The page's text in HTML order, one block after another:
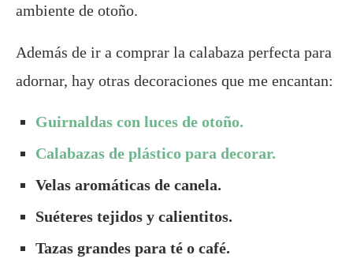
ambiente de otoño.
Además de ir a comprar la calabaza perfecta para
adornar, hay otras decoraciones que me encantan:
Guirnaldas con luces de otoño.
Calabazas de plástico para decorar.
Velas aromáticas de canela.
Suéteres tejidos y calientitos.
Tazas grandes para té o café.